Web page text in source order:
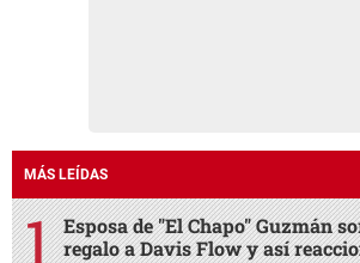
MÁS LEÍDAS
Esposa de "El Chapo" Guzmán
regalo a Davis Flow y así